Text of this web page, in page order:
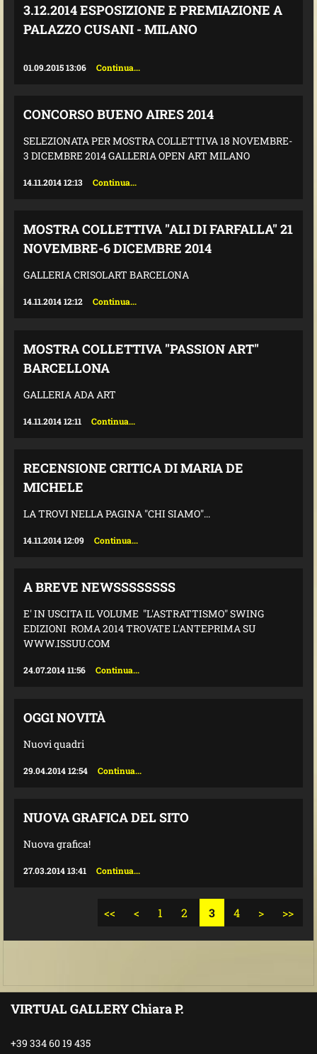
3.12.2014 ESPOSIZIONE E PREMIAZIONE A
PALAZZO CUSANI - MILANO
01.09.2015 13:06 Continua...
CONCORSO BUENO AIRES 2014
SELEZIONATA PER MOSTRA COLLETTIVA 18 NOVEMBRE-
3 DICEMBRE 2014 GALLERIA OPEN ART MILANO
14.11.2014 12:13 Continua...
MOSTRA COLLETTIVA "ALI DI FARFALLA" 21
NOVEMBRE-6 DICEMBRE 2014
GALLERIA CRISOLART BARCELONA
14.11.2014 12:12 Continua...
MOSTRA COLLETTIVA "PASSION ART"
BARCELLONA
GALLERIA ADA ART
14.11.2014 12:11 Continua...
RECENSIONE CRITICA DI MARIA DE
MICHELE
LA TROVI NELLA PAGINA "CHI SIAMO"...
14.11.2014 12:09 Continua...
A BREVE NEWSSSSSSSS
E' IN USCITA IL VOLUME "L'ASTRATTISMO" SWING
EDIZIONI ROMA 2014 TROVATE L'ANTEPRIMA SU
WWW.ISSUU.COM
24.07.2014 11:56 Continua...
OGGI NOVITÀ
Nuovi quadri
29.04.2014 12:54 Continua...
NUOVA GRAFICA DEL SITO
Nuova grafica!
27.03.2014 13:41 Continua...
<< < 1 2 3 4 > >>
VIRTUAL GALLERY Chiara P.
+39 334 60 19 435